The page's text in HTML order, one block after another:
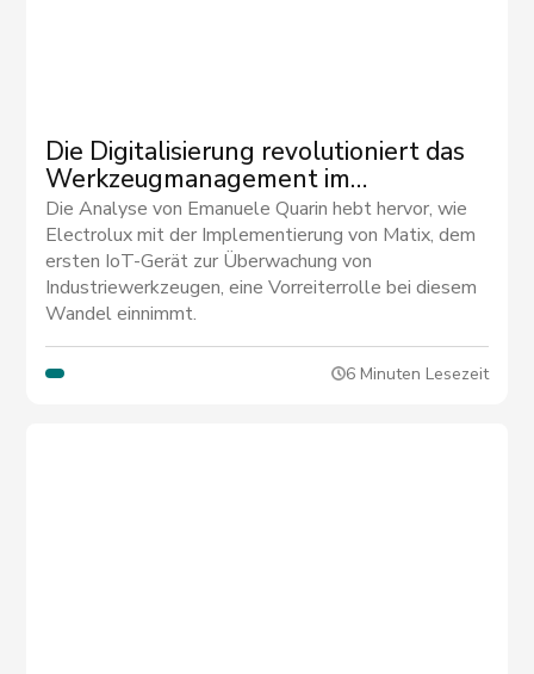
Die Digitalisierung revolutioniert das
Werkzeugmanagement im
Industriesektor - von Emanuele
Quarin von Electrolux
Die Analyse von Emanuele Quarin hebt hervor, wie
Electrolux mit der Implementierung von Matix, dem
ersten IoT-Gerät zur Überwachung von
Industriewerkzeugen, eine Vorreiterrolle bei diesem
Wandel einnimmt.
6 Minuten Lesezeit